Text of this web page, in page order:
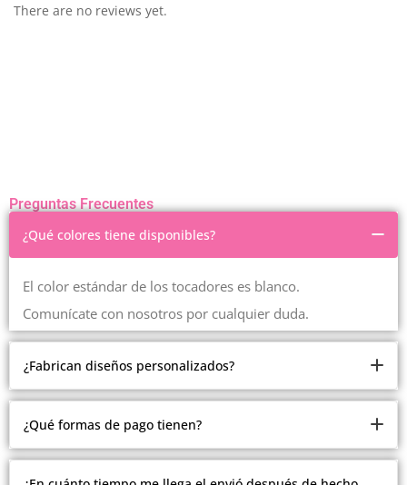
There are no reviews yet.
Preguntas Frecuentes
¿Qué colores tiene disponibles?
El color estándar de los tocadores es blanco.
Comunícate con nosotros por cualquier duda.
¿Fabrican diseños personalizados?
Somos fabricantes.
Pero debido a la cantidad de modelos y estilos que
¿Qué formas de pago tienen?
Ofrecemos múltiples formas de pago.